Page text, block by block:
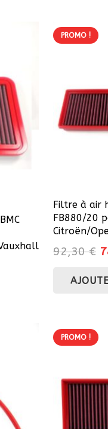
PROMO !
Filtre à air
FB880/20
Citroën/
92,30€
PROMO !